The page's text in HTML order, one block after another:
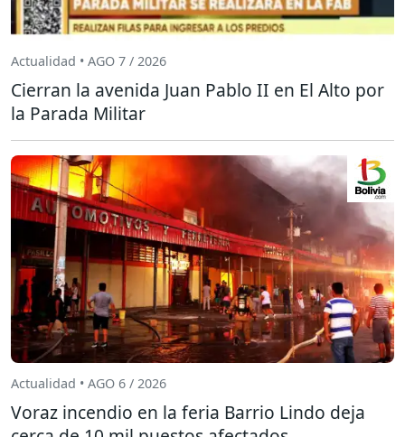
Actualidad • AGO 7 / 2026
Cierran la avenida Juan Pablo II en El Alto por
la Parada Militar
Actualidad • AGO 6 / 2026
Voraz incendio en la feria Barrio Lindo deja